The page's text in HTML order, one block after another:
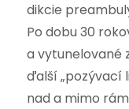
dikcie
Po dobu 30
a vytunelované
ďalší „pozývací
nad a mimo